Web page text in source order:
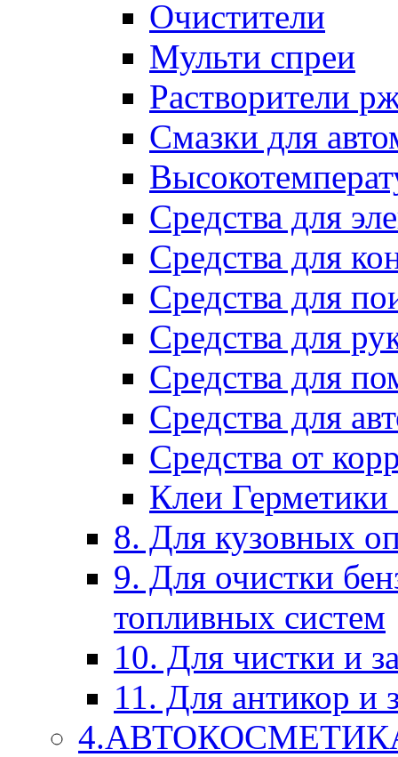
Очистители
Мульти спреи
Растворители
Смазки для
Средства для
Средства для
Средства для
Средства для
Средства для
Средства для
Средства от
Клеи
8. Для кузовных
9. Для очистки
топливных систем
10. Для чистки и
11. Для антикор и